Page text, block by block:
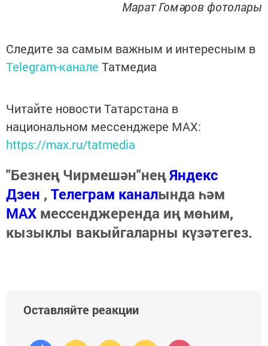
Марат Гомәров фотолары
Следите за самым важным и интересным в
Telegram-канале Татмедиа
Читайте новости Татарстана в
национальном мессенджере MАХ:
https://max.ru/tatmedia
"Безнең Чирмешән"неңЯндекс
Дзен , Телеграм каналында һәм
МАХ мессенджеренда иң мөһим,
кызыклы вакыйгаларны күзәтегез.
Оставляйте реакции